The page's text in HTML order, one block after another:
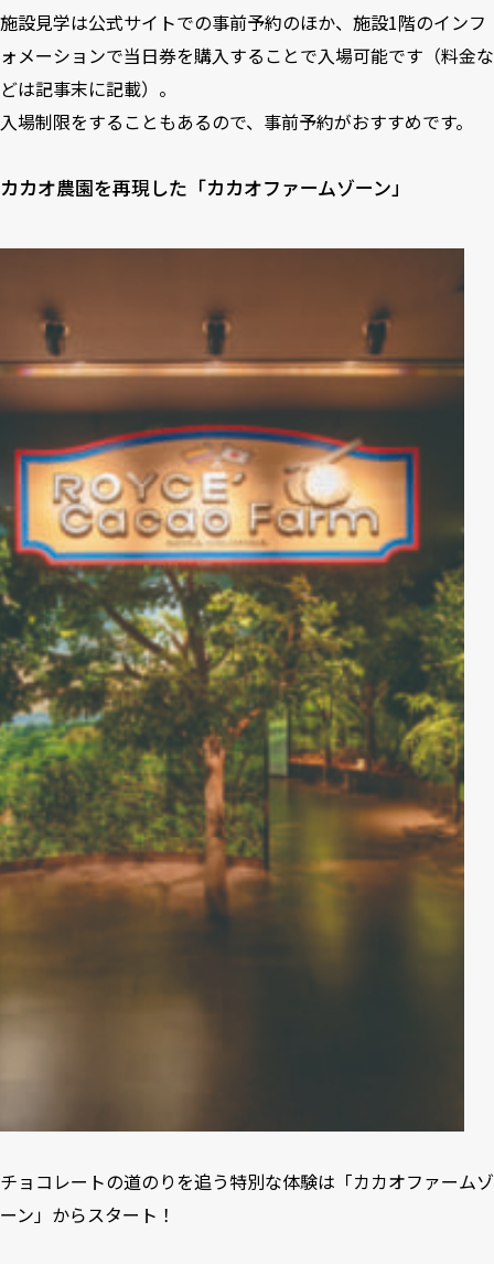
施設見学は公式サイトでの事前予約のほか、施設1階のインフ
ォメーションで当日券を購入することで入場可能です（料金な
どは記事末に記載）。
入場制限をすることもあるので、事前予約がおすすめです。
カカオ農園を再現した「カカオファームゾーン」
チョコレートの道のりを追う特別な体験は「カカオファームゾ
ーン」からスタート！